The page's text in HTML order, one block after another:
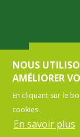
MENU
CONTACT
NOUS
AMÉLIORER
En cliquant sur le
cookies.
En savoir plus